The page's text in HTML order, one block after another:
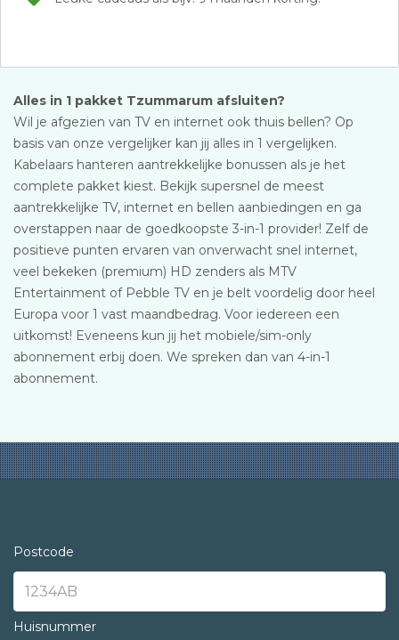
Alles in 1 pakket Tzummarum afsluiten?
Wil je afgezien van TV en internet ook thuis bellen? Op
basis van onze vergelijker kan jij alles in 1 vergelijken.
Kabelaars hanteren aantrekkelijke bonussen als je het
complete pakket kiest. Bekijk supersnel de meest
aantrekkelijke TV, internet en bellen aanbiedingen en ga
overstappen naar de goedkoopste 3-in-1 provider! Zelf de
positieve punten ervaren van onverwacht snel internet,
veel bekeken (premium) HD zenders als MTV
Entertainment of Pebble TV en je belt voordelig door heel
Europa voor 1 vast maandbedrag. Voor iedereen een
uitkomst! Eveneens kun jij het mobiele/sim-only
abonnement erbij doen. We spreken dan van 4-in-1
abonnement.
Postcode
Huisnummer